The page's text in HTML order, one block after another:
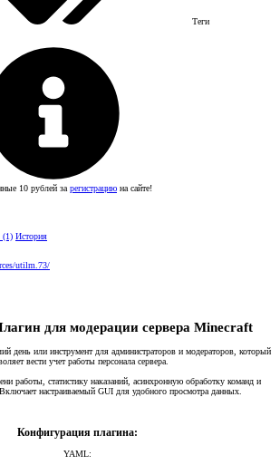
Теги
10 рублей за регистрацию на сайте!
(1) История
utilm.73/
для модерации сервера Minecraft​
день или инструмент для администраторов и модераторов, который
вести учет работы персонала сервера.
работы, статистику наказаний, асинхронную обработку команд и
настраиваемый GUI для удобного просмотра данных.
Конфигурация плагина:
YAML: